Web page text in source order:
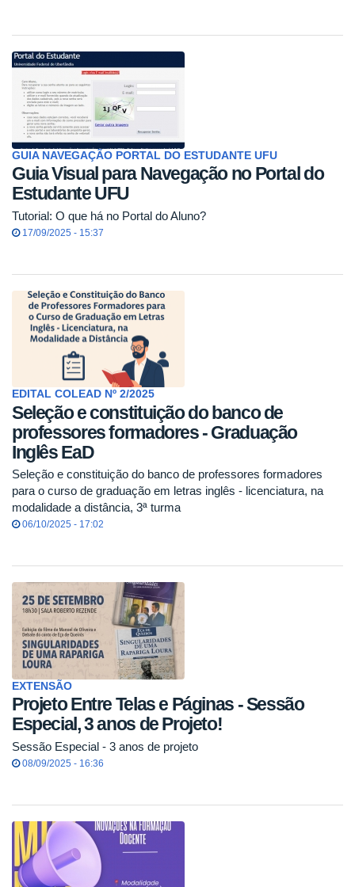
GUIA NAVEGAÇÃO PORTAL DO ESTUDANTE UFU
Guia Visual para Navegação no Portal do
Estudante UFU
Tutorial: O que há no Portal do Aluno?
17/09/2025 - 15:37
EDITAL COLEAD Nº 2/2025
Seleção e constituição do banco de
professores formadores - Graduação
Inglês EaD
Seleção e constituição do banco de professores formadores
para o curso de graduação em letras inglês - licenciatura, na
modalidade a distância, 3ª turma
06/10/2025 - 17:02
EXTENSÃO
Projeto Entre Telas e Páginas - Sessão
Especial, 3 anos de Projeto!
Sessão Especial - 3 anos de projeto
08/09/2025 - 16:36